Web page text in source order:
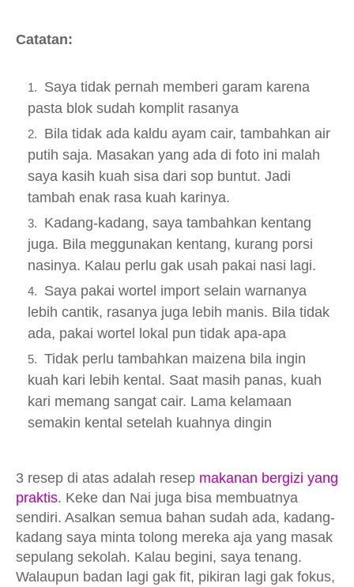
Catatan:
Saya tidak pernah memberi garam karena
pasta blok sudah komplit rasanya
Bila tidak ada kaldu ayam cair, tambahkan air
putih saja. Masakan yang ada di foto ini malah
saya kasih kuah sisa dari sop buntut. Jadi
tambah enak rasa kuah karinya.
Kadang-kadang, saya tambahkan kentang
juga. Bila meggunakan kentang, kurang porsi
nasinya. Kalau perlu gak usah pakai nasi lagi.
Saya pakai wortel import selain warnanya
lebih cantik, rasanya juga lebih manis. Bila tidak
ada, pakai wortel lokal pun tidak apa-apa
Tidak perlu tambahkan maizena bila ingin
kuah kari lebih kental. Saat masih panas, kuah
kari memang sangat cair. Lama kelamaan
semakin kental setelah kuahnya dingin
3 resep di atas adalah resep makanan bergizi yang
praktis. Keke dan Nai juga bisa membuatnya
sendiri. Asalkan semua bahan sudah ada, kadang-
kadang saya minta tolong mereka aja yang masak
sepulang sekolah. Kalau begini, saya tenang.
Walaupun badan lagi gak fit, pikiran lagi gak fokus,